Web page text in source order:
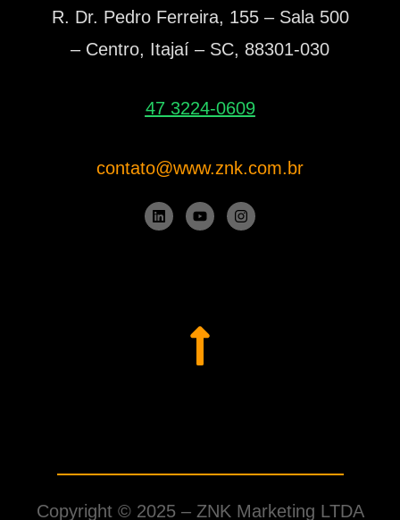
R. Dr. Pedro Ferreira, 155 – Sala 500
– Centro, Itajaí – SC, 88301-030
47 3224-0609
contato@www.znk.com.br
Copyright © 2025 – ZNK Marketing LTDA